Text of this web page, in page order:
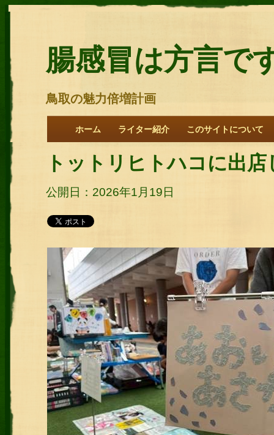
腸感冒は方言で
鳥取の魅力倍増計画
ホーム ライター紹介 このサイトについて
トットリヒトハコに出店
公開日：2026年1月19日